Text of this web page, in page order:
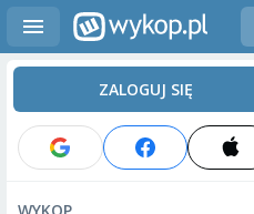
ZALOGUJ SIĘ